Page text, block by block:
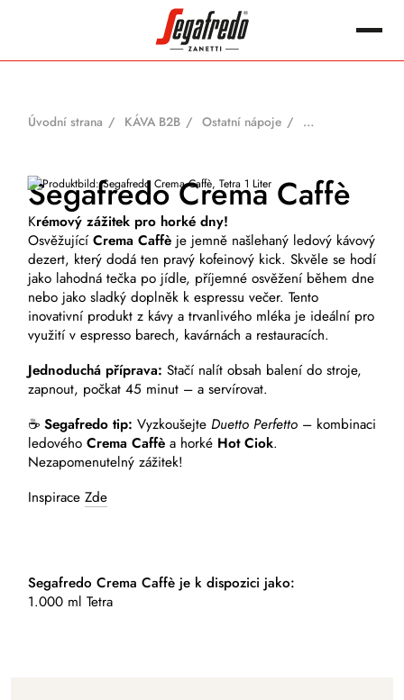
Úvodní strana KÁVA B2B Ostatní nápoje
Segafredo Crema Caffè
Krémový zážitek pro horké dny!
OsvěžujícíCrema Caffèje jemně našlehaný ledový kávový
dezert, který dodá ten pravý kofeinový kick. Skvěle se hodí
jako lahodná tečka po jídle, příjemné osvěžení během dne
nebo jako sladký doplněk k espressu večer. Tento
inovativní produkt z kávy a trvanlivého mléka je ideální pro
využití v espresso barech, kavárnách a restauracích.
Jednoduchá příprava: Stačí nalít obsah balení do stroje,
zapnout, počkat 45 minut – a servírovat.
☕ Segafredo tip: Vyzkoušejte Duetto Perfetto– kombinaci
ledového Crema Caffèa horké Hot Ciok.
Nezapomenutelný zážitek!
Inspirace Zde
Segafredo Crema Caffè je k dispozici jako:
1.000 ml Tetra